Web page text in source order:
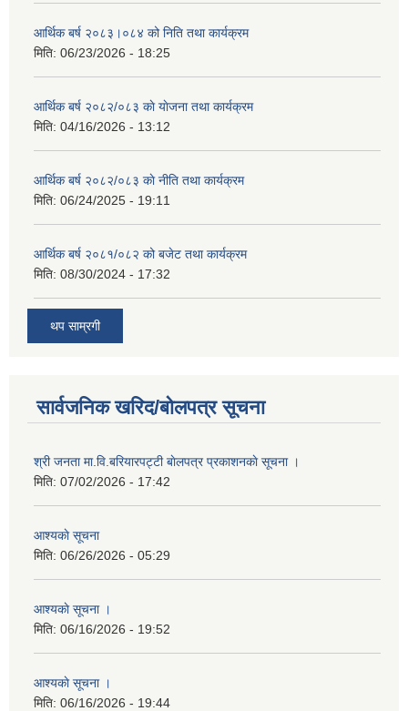
आर्थिक बर्ष २०८३।०८४ को निति तथा कार्यक्रम
मिति: 06/23/2026 - 18:25
आर्थिक बर्ष २०८२/०८३ काे याेजना तथा कार्यक्रम
मिति: 04/16/2026 - 13:12
आर्थिक बर्ष २०८२/०८३ काे नीति तथा कार्यक्रम
मिति: 06/24/2025 - 19:11
आर्थिक बर्ष २०८१/०८२ को बजेट तथा कार्यक्रम
मिति: 08/30/2024 - 17:32
थप साम्रगी
सार्वजनिक खरिद/बोलपत्र सूचना
श्री जनता मा.वि.बरियारपट्टी बाेलपत्र प्रकाशनकाे सूचना ।
मिति: 07/02/2026 - 17:42
आश्यकाे सूचना
मिति: 06/26/2026 - 05:29
आश्यकाे सूचना ।
मिति: 06/16/2026 - 19:52
आश्यकाे सूचना ।
मिति: 06/16/2026 - 19:44